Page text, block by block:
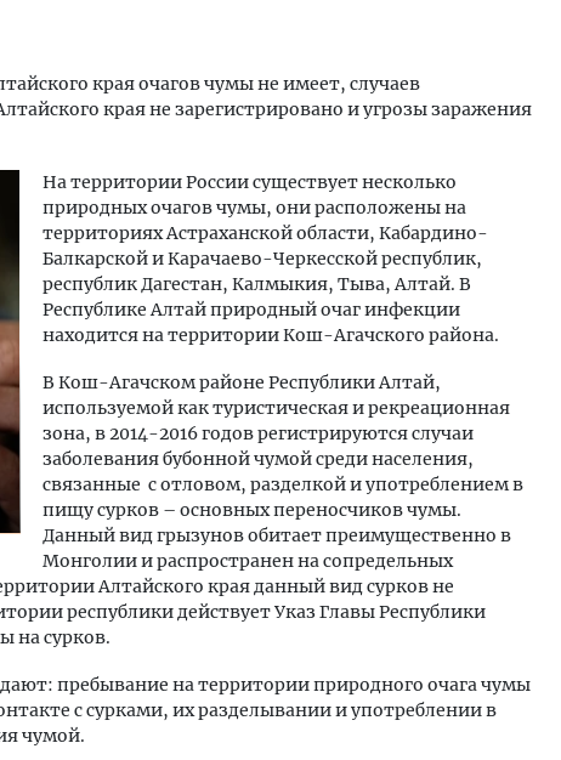
края очагов чумы не имеет, случаев
края не зарегистрировано и угрозы заражения
На территории России существует несколько
природных очагов чумы, они расположены на
территориях Астраханской области, Кабардино-
Балкарской и Карачаево-Черкесской республик,
республик Дагестан, Калмыкия, Тыва, Алтай. В
Республике Алтай природный очаг инфекции
находится на территории Кош-Агачского района.
В Кош-Агачском районе Республики Алтай,
используемой как туристическая и рекреационная
зона, в 2014-2016 годов регистрируются случаи
заболевания бубонной чумой среди населения,
связанные с отловом, разделкой и употреблением в
пищу сурков – основных переносчиков чумы.
Данный вид грызунов обитает преимущественно в
Монголии и распространен на сопредельных
Алтайского края данный вид сурков не
республики действует Указ Главы Республики
на сурков.
пребывание на территории природного очага чумы
с сурками, их разделывании и употреблении в
чумой.